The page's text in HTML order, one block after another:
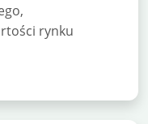
rynku